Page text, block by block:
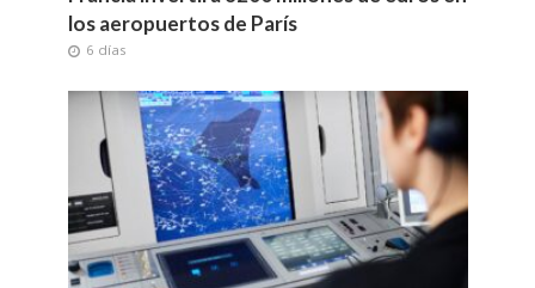
los aeropuertos de París
6 días